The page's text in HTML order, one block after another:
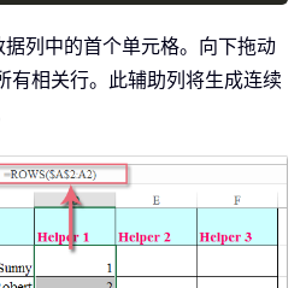
列中的首个单元格。向下拖动
有相关行。此辅助列将生成连续